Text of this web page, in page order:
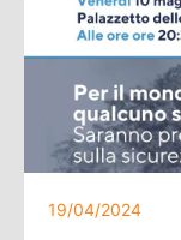
19/04/2024